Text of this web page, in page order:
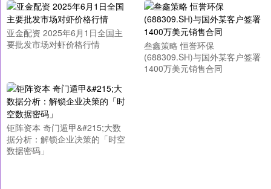
亚金配资 2025年6月1日全国主
要批发市场对虾价格行情
叁鑫策略 恒誉环保
(688309.SH)与国外某客户签署
1400万美元销售合同
钜阵资本 奇门遁甲&#215;大数
据分析：解锁企业决策的「时空
数据密码」